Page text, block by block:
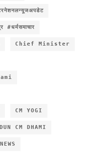
#धर्मसमाचार
Chief Minister
CM YOGI
CM DHAMI